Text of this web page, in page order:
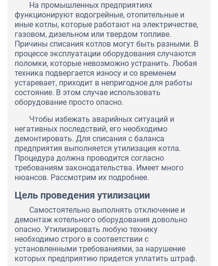
На промышленных предприятиях
функционируют водогрейные, отопительные и
иные котлы, которые работают на электричестве,
газовом, дизельном или твердом топливе.
Причины списания котлов могут быть разными. В
процессе эксплуатации оборудования случаются
поломки, которые невозможно устранить. Любая
техника подвергается износу и со временем
устаревает, приходит в непригодное для работы
состояние. В этом случае использовать
оборудование просто опасно.
Чтобы избежать аварийных ситуаций и
негативных последствий, его необходимо
демонтировать. Для списания с баланса
предприятия выполняется утилизация котла.
Процедура должна проводится согласно
требованиям законодательства. Имеет много
нюансов. Рассмотрим их подробнее.
Цель проведения утилизации
Самостоятельно выполнять отключение и
демонтаж котельного оборудования довольно
опасно. Утилизировать любую технику
необходимо строго в соответствии с
установленными требованиями, за нарушение
которых предприятию придется уплатить штраф.